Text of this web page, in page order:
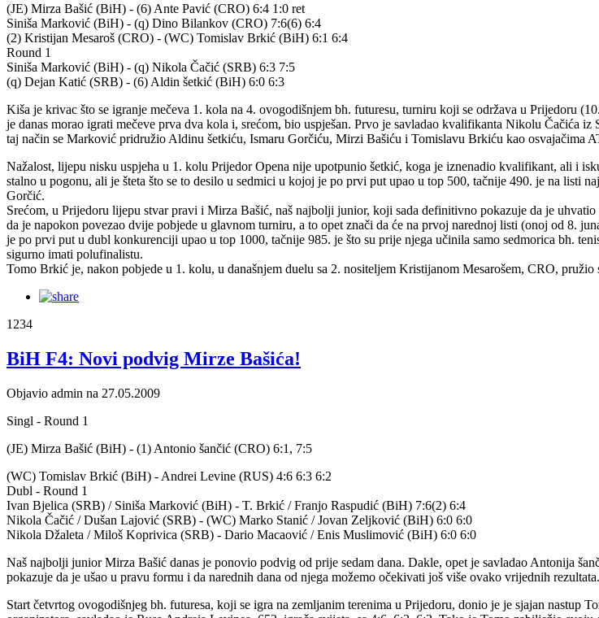
(JE) Mirza Bašić (BiH) - (6) Ante Pavić (CRO) 6:4 1:0 ret
Siniša Marković (BiH) - (q) Dino Bilankov (CRO) 7:6(6) 6:4
(2) Kristijan Mesaroš (CRO) - (WC) Tomislav Brkić (BiH) 6:1 6:4
Round 1
Siniša Marković (BiH) - (q) Nikola Čačić (SRB) 6:3 7:5
(q) Dejan Katić (SRB) - (6) Aldin šetkić (BiH) 6:0 6:3
Kiša je krivac što se igranje mečeva 1. kola na 4. ovogodišnjem bh. futuresu, turniru koji se održava u Prijedoru
je danas morao igrati mečeve prva dva kola i, srećom, bio uspješan. Prvo je savladao kvalifikanta Nikolu Čačića
taj način se Marković pridružio Aldinu šetkiću, Ismaru Gorčiću, Mirzi Bašiću i Tomislavu Brkiću kao osvajačima
Nažalost, lijepu nisku uspjeha u 1. kolu Prijedor Opena nije upotpunio šetkić, koga je iznenadio kvalifikant, ali i
stalno u pogonu, ali je šteta što se to desilo u sedmici u kojoj je po prvi put upao u top 500, tačnije 490. je na listi
Gorčić.
Srećom, u Prijedoru lijepu stvar pravi i Mirza Bašić, naš najbolji junior, koji sada definitivno pokazuje da je
da je napokon povezao dvije pobjede u glavnom turniru, a to opet znači da će na prvoj narednoj listi (onoj od 8.
je po prvi put u dubl konkurenciji upao u top 1000, tačnije 985. je što su prije njega učinila samo sedmorica bh.
sigurno imati polufinalistu.
Tomo Brkić je, nakon pobjede u 1. kolu, u današnjem duelu sa 2. nositeljem Kristijanom Mesarošem, CRO,
1234
BiH F4: Novi podvig Mirze Bašića!
Objavio admin na 27.05.2009
Singl - Round 1
(JE) Mirza Bašić (BiH) - (1) Antonio šančić (CRO) 6:1, 7:5
(WC) Tomislav Brkić (BiH) - Andrei Levine (RUS) 4:6 6:3 6:2
Dubl - Round 1
Ivan Bjelica (SRB) / Siniša Marković (BiH) - T. Brkić / Franjo Raspudić (BiH) 7:6(2) 6:4
Nikola Čačić / Dušan Lajović (SRB) - (WC) Marko Stanić / Jovan Zeljković (BiH) 6:0 6:0
Nikola Džaleta / Miloš Koprivica (SRB) - Dario Macaović / Enis Muslimović (BiH) 6:0 6:0
Naš najbolji junior Mirza Bašić danas je ponovio podvig od prije sedam dana. Dakle, opet je savladao Antonija
pokazuje da je ušao u pravu formu i da narednih dana od njega možemo očekivati još više ovako vrijednih rezultata.
Start četvrtog ovogodišnjeg bh. futuresa, koji se igra na zemljanim terenima u Prijedoru, donio je je sjajan nastup